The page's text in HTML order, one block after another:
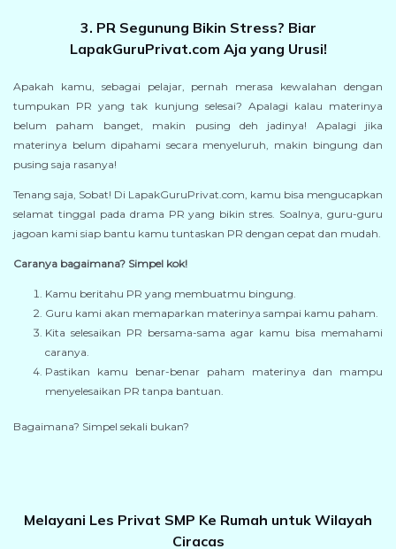
3. PR Segunung Bikin Stress? Biar
LapakGuruPrivat.com Aja yang Urusi!
Apakah kamu, sebagai pelajar, pernah merasa kewalahan dengan
tumpukan PR yang tak kunjung selesai? Apalagi kalau materinya
belum paham banget, makin pusing deh jadinya! Apalagi jika
materinya belum dipahami secara menyeluruh, makin bingung dan
pusing saja rasanya!
Tenang saja, Sobat! Di LapakGuruPrivat.com, kamu bisa mengucapkan
selamat tinggal pada drama PR yang bikin stres. Soalnya, guru-guru
jagoan kami siap bantu kamu tuntaskan PR dengan cepat dan mudah.
Caranya bagaimana? Simpel kok!
Kamu beritahu PR yang membuatmu bingung.
Guru kami akan memaparkan materinya sampai kamu paham.
Kita selesaikan PR bersama-sama agar kamu bisa memahami
caranya.
Pastikan kamu benar-benar paham materinya dan mampu
menyelesaikan PR tanpa bantuan.
Bagaimana? Simpel sekali bukan?
Melayani Les Privat SMP Ke Rumah untuk Wilayah
Ciracas